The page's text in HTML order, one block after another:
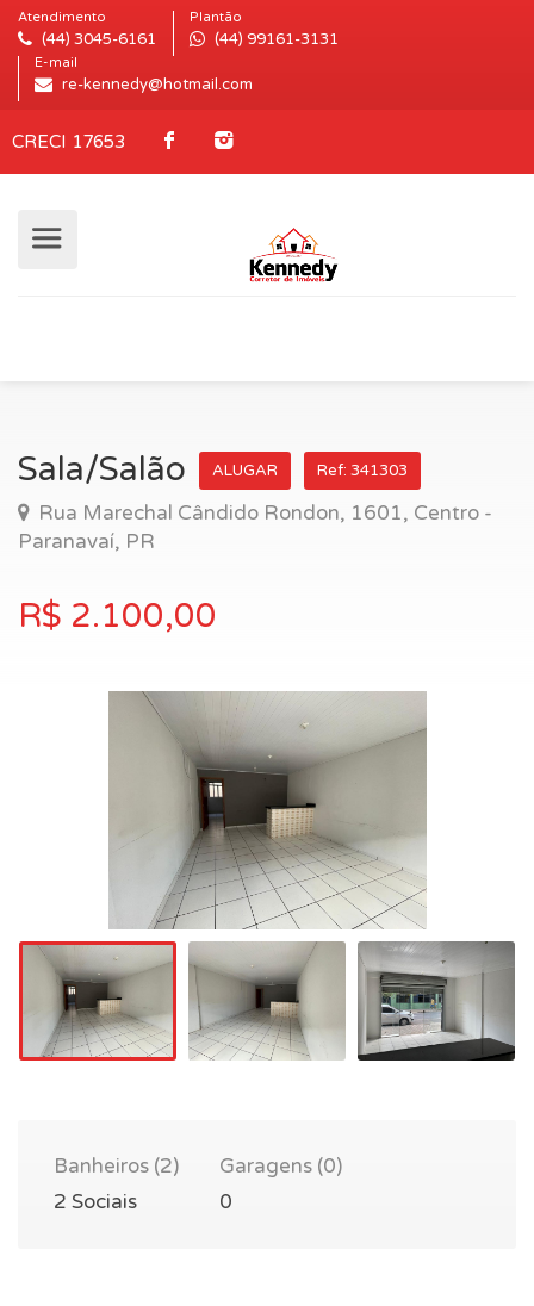
Atendimento
(44) 3045-6161
Plantão
(44) 99161-3131
E-mail
re-kennedy@hotmail.com
CRECI 17653
Sala/Salão ALUGAR Ref: 341303
Rua Marechal Cândido Rondon, 1601, Centro -
Paranavaí, PR
R$ 2.100,00
Banheiros (2)
2 Sociais
Garagens (0)
0